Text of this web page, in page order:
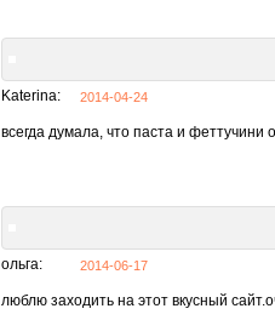
Katerina: 2014-04-24
всегда думала, что паста и
ольга: 2014-06-17
люблю заходить на этот вкусный